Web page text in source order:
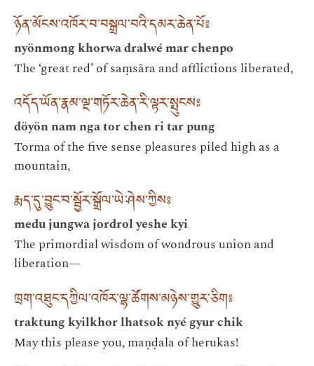
ཉོན་མོངས་འཁོར་བ་བསྒྲལ་བའི་དམར་ཆེན་པོ༔
nyönmong khorwa dralwé mar chenpo
The ‘great red’ of saṃsāra and afflictions liberated,
འདོད་ཡོན་རྣམ་ལྔ་གཏོར་ཆེན་རི་ལྟར་སྤུངས༔
döyön nam nga tor chen ri tar pung
Torma of the five sense pleasures piled high as a
mountain,
རྨད་དུ་བྱུང་བ་སྦྱོར་སྒྲོལ་ཡེ་ཤེས་ཀྱིས༔
medu jungwa jordrol yeshe kyi
The primordial wisdom of wondrous union and
liberation—
ཁྲག་འཐུང་དཀྱིལ་འཁོར་ལྷ་ཚོགས་མཉེས་གྱུར་ཅིག༔
traktung kyilkhor lhatsok nyé gyur chik
May this please you, maṇḍala of herukas!